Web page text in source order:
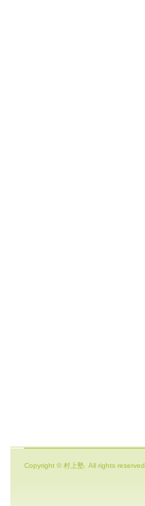
Copyright © 村上塾. All rights reserved.